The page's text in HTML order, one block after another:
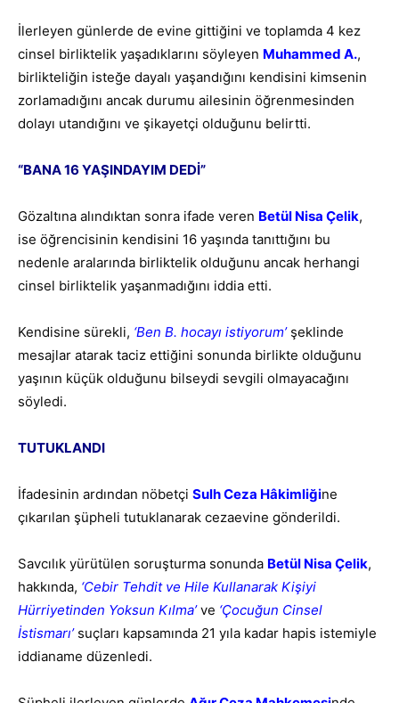
İlerleyen günlerde de evine gittiğini ve toplamda 4 kez
cinsel birliktelik yaşadıklarını söyleyen Muhammed A.,
birlikteliğin isteğe dayalı yaşandığını kendisini kimsenin
zorlamadığını ancak durumu ailesinin öğrenmesinden
dolayı utandığını ve şikayetçi olduğunu belirtti.
“BANA 16 YAŞINDAYIM DEDİ”
Gözaltına alındıktan sonra ifade veren Betül Nisa Çelik,
ise öğrencisinin kendisini 16 yaşında tanıttığını bu
nedenle aralarında birliktelik olduğunu ancak herhangi
cinsel birliktelik yaşanmadığını iddia etti.
Kendisine sürekli, ‘Ben B. hocayı istiyorum’şeklinde
mesajlar atarak taciz ettiğini sonunda birlikte olduğunu
yaşının küçük olduğunu bilseydi sevgili olmayacağını
söyledi.
TUTUKLANDI
İfadesinin ardından nöbetçi Sulh Ceza Hâkimliğine
çıkarılan şüpheli tutuklanarak cezaevine gönderildi.
Savcılık yürütülen soruşturma sonunda Betül Nisa Çelik,
hakkında, ‘Cebir Tehdit ve Hile Kullanarak Kişiyi
Hürriyetinden Yoksun Kılma’ve ‘Çocuğun Cinsel
İstismarı’suçları kapsamında 21 yıla kadar hapis istemiyle
iddianame düzenledi.